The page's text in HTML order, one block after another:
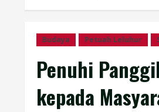
Budaya Petuah Leluhur
Penuhi
kepada